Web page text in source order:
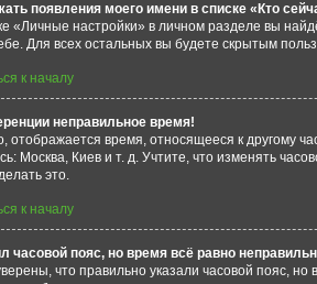
появления моего имени в списке «Кто
«Личные настройки» в личном разделе вы
Для всех остальных вы будете скрытым
к началу
неправильное время!
отображается время, относящееся к другому
Москва, Киев и т. д. Учтите, что изменять
это.
к началу
часовой пояс, но время всё равно
что правильно указали часовой пояс,